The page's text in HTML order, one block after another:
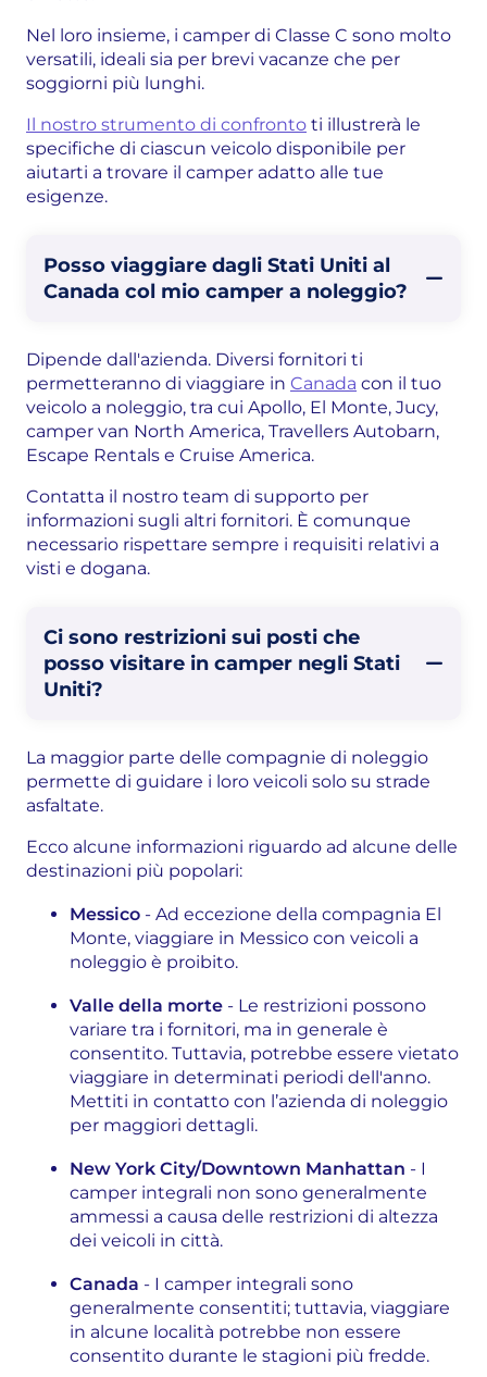
Nel loro insieme, i camper di Classe C sono molto
versatili, ideali sia per brevi vacanze che per
soggiorni più lunghi.
Il nostro strumento di confronto ti illustrerà le
specifiche di ciascun veicolo disponibile per
aiutarti a trovare il camper adatto alle tue
esigenze.
Posso viaggiare dagli Stati Uniti al
Canada col mio camper a noleggio?
Dipende dall'azienda. Diversi fornitori ti
permetteranno di viaggiare in Canada con il tuo
veicolo a noleggio, tra cui Apollo, El Monte, Jucy,
camper van North America, Travellers Autobarn,
Escape Rentals e Cruise America.
Contatta il nostro team di supporto per
informazioni sugli altri fornitori. È comunque
necessario rispettare sempre i requisiti relativi a
visti e dogana.
Ci sono restrizioni sui posti che
posso visitare in camper negli Stati
Uniti?
La maggior parte delle compagnie di noleggio
permette di guidare i loro veicoli solo su strade
asfaltate.
Ecco alcune informazioni riguardo ad alcune delle
destinazioni più popolari:
Messico - Ad eccezione della compagnia El
Monte, viaggiare in Messico con veicoli a
noleggio è proibito.
Valle della morte - Le restrizioni possono
variare tra i fornitori, ma in generale è
consentito. Tuttavia, potrebbe essere vietato
viaggiare in determinati periodi dell'anno.
Mettiti in contatto con l’azienda di noleggio
per maggiori dettagli.
New York City/Downtown Manhattan - I
camper integrali non sono generalmente
ammessi a causa delle restrizioni di altezza
dei veicoli in città.
Canada - I camper integrali sono
generalmente consentiti; tuttavia, viaggiare
in alcune località potrebbe non essere
consentito durante le stagioni più fredde.